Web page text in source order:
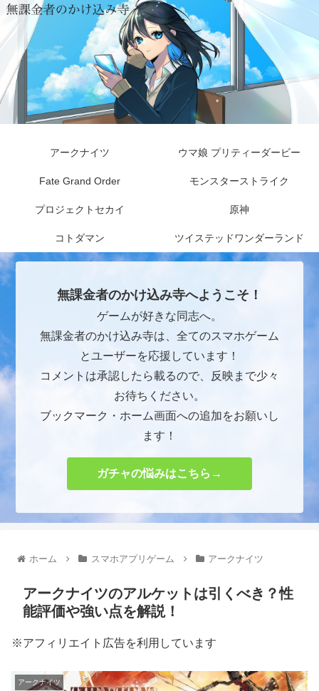
アークナイツ ウマ娘 プリティーダービー
Fate Grand Order モンスターストライク
プロジェクトセカイ 原神
コトダマン ツイステッドワンダーランド
無課金者のかけ込み寺へようこそ！
ゲームが好きな同志へ。
無課金者のかけ込み寺は、全てのスマホゲーム
とユーザーを応援しています！
コメントは承認したら載るので、反映まで少々
お待ちください。
ブックマーク・ホーム画面への追加をお願いし
ます！
ガチャの悩みはこちら→
ホーム スマホアプリゲーム アークナイツ
アークナイツのアルケットは引くべき？性
能評価や強い点を解説！
※アフィリエイト広告を利用しています
アークナイツ